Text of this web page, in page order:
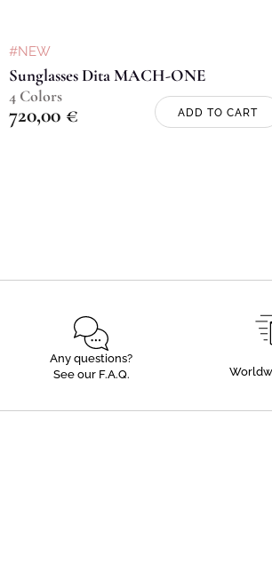
#NEW
Sunglasses Dita MACH-ONE
4 Colors
720,00 € ADD TO CART
Any questions?
See our F.A.Q.